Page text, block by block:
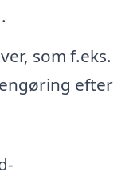
som f.eks.
efter